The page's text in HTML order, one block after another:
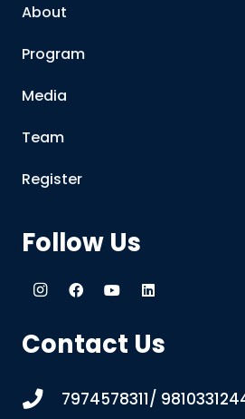
About
Program
Media
Team
Register
Follow Us
Contact Us
7974578311/